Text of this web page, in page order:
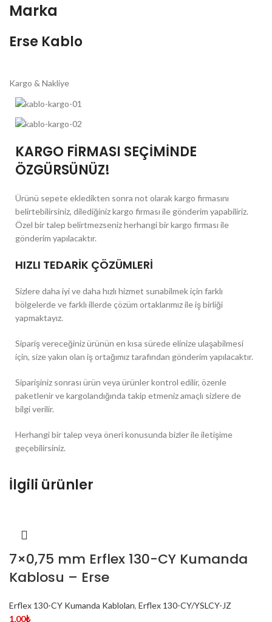
Marka
Erse Kablo
Kargo & Nakliye
KARGO FİRMASI SEÇİMİNDE
ÖZGÜRSÜNÜZ!
Ürünü sepete ekledikten sonra not olarak kargo firmasını
belirtebilirsiniz, dilediğiniz kargo firması ile gönderim yapabiliriz.
Özel bir talep belirtmezseniz herhangi bir kargo firması ile
gönderim yapılacaktır.
HIZLI TEDARİK ÇÖZÜMLERİ
Sizlere daha iyi ve daha hızlı hizmet sunabilmek için farklı
bölgelerde ve farklı illerde çözüm ortaklarımız ile iş birliği
yapmaktayız.
Sipariş vereceğiniz ürünün en kısa sürede elinize ulaşabilmesi
için, size yakın olan iş ortağımız tarafından gönderim yapılacaktır.
Siparişiniz sonrası ürün veya ürünler kontrol edilir, özenle
paketlenir ve kargolandığında takip etmeniz amaçlı sizlere de
bilgi verilir.
Herhangi bir talep veya öneri konusunda bizler ile iletişime
geçebilirsiniz.
İlgili ürünler
7×0,75 mm Erflex 130-CY Kumanda
Kablosu – Erse
Erflex 130-CY Kumanda Kabloları, Erflex 130-CY/YSLCY-JZ
1,00₺